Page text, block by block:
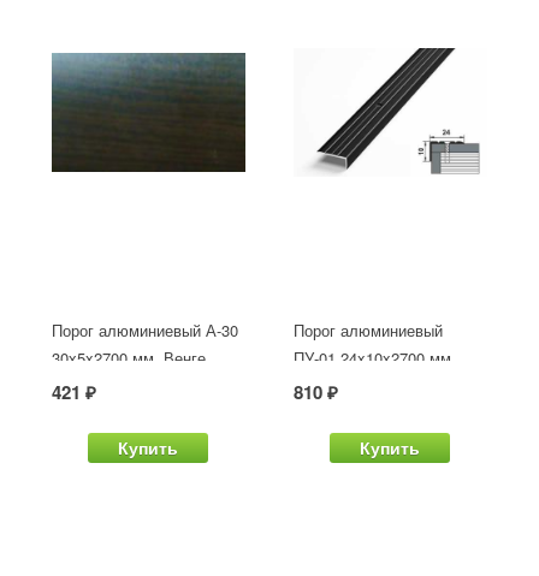
Порог алюминиевый А-30
30х5x2700 мм, Венге
421 ₽
Купить
Порог алюминиевый
ПУ-01 24x10x2700 мм,
окрашенный в черный
810 ₽
Купить